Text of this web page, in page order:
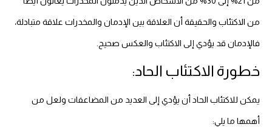
من الاكتئاب والحقيقة أن العلاقة بين الإدمان والمخدرات علاقة متبادلة،
فالإدمان قد يؤدي إلى الاكتئاب والعكس صحيح.
خطورة الاكتئاب الحاد:
يمكن للاكتئاب الحاد أن يؤدي إلى العديد من المضاعفات ولعل من
أهمها ما يلي: